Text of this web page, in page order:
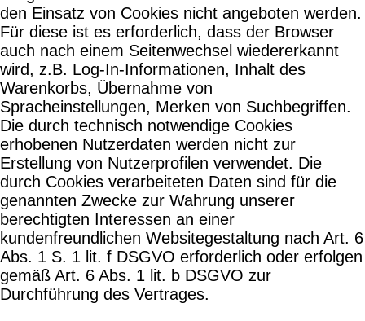
den Einsatz von Cookies nicht angeboten werden.
Für diese ist es erforderlich, dass der Browser
auch nach einem Seitenwechsel wiedererkannt
wird, z.B. Log-In-Informationen, Inhalt des
Warenkorbs, Übernahme von
Spracheinstellungen, Merken von Suchbegriffen.
Die durch technisch notwendige Cookies
erhobenen Nutzerdaten werden nicht zur
Erstellung von Nutzerprofilen verwendet. Die
durch Cookies verarbeiteten Daten sind für die
genannten Zwecke zur Wahrung unserer
berechtigten Interessen an einer
kundenfreundlichen Websitegestaltung nach Art. 6
Abs. 1 S. 1 lit. f DSGVO erforderlich oder erfolgen
gemäß Art. 6 Abs. 1 lit. b DSGVO zur
Durchführung des Vertrages.